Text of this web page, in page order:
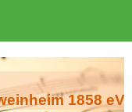
1858 eV